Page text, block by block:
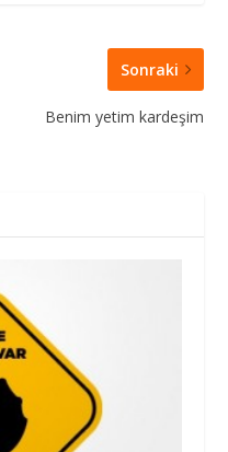
Sonraki
Benim yetim kardeşim